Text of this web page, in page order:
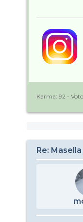
Karma: 92 -
Re: